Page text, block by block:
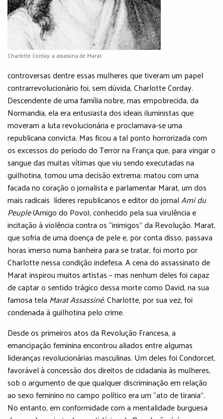
Charlotte Corday: a assassina de Marat
controversas dentre essas mulheres que tiveram um papel
contrarrevolucionário foi, sem dúvida, Charlotte Corday.
Descendente de uma família nobre, mas empobrecida, da
Normandia, ela era entusiasta dos ideais iluministas que
moveram a luta revolucionária e proclamava-se uma
republicana convicta. Mas ficou a tal ponto horrorizada com
os excessos do período do Terror na França que, para vingar o
sangue das muitas vítimas que viu sendo executadas na
guilhotina, tomou uma decisão extrema: matou com uma
facada no coração o jornalista e parlamentar Marat, um dos
mais radicais líderes republicanos e editor do jornalAmi du
Peuple(Amigo do Povo), conhecido pela sua virulência e
incitação à violência contra os “inimigos” da Revolução. Marat,
que sofria de uma doença de pele e, por conta disso, passava
horas imerso numa banheira para se tratar, foi morto por
Charlotte nessa condição indefesa. A cena do assassinato de
Marat inspirou muitos artistas – mas nenhum deles foi capaz
de captar o sentido trágico dessa morte como David, na sua
famosa tela Marat Assassiné. Charlotte, por sua vez, foi
condenada à guilhotina pelo crime.
Desde os primeiros atos da Revolução Francesa, a
emancipação feminina encontrou aliados entre algumas
lideranças revolucionárias masculinas. Um deles foi Condorcet,
favorável à concessão dos direitos de cidadania às mulheres,
sob o argumento de que qualquer discriminação em relação
ao sexo feminino no campo político era um “ato de tirania”.
No entanto, em conformidade com a mentalidade burguesa